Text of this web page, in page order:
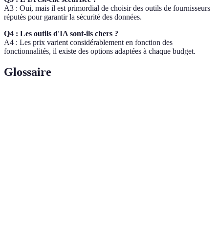
A3 : Oui, mais il est primordial de choisir des outils de fournisseurs
réputés pour garantir la sécurité des données.
Q4 : Les outils d'IA sont-ils chers ?
A4 : Les prix varient considérablement en fonction des
fonctionnalités, il existe des options adaptées à chaque budget.
Glossaire